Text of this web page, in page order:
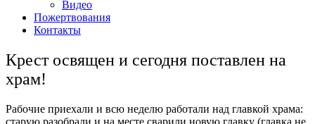
Видео
Пожертвования
Контакты
Крест освящен и сегодня поставлен на
храм!
Рабочие приехали и всю неделю работали над главкой храма:
старую разобрали и на месте сварили новую главку (главка не